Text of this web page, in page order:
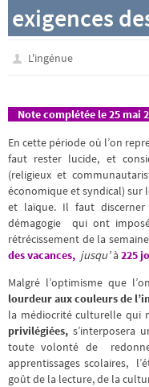
exigences
L'ingénue
Note complétée le 25 mai
En cette période où l’on
faut rester lucide, et
(religieux et
économique et syndical)
et laïque. Il faut discerner
démagogie qui ont
rétrécissement de la
des vacances, jusqu’à225
Malgré l’optimisme que
lourdeur aux couleurs de
la médiocrité culturelle qui
privilégiées, s’interposera
toute volonté de
apprentissages scolaires,
goût de la lecture, de la